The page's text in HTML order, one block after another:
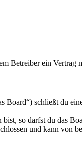
Betreiber ein Vertrag
schließt du
so darfst du das
und kann von